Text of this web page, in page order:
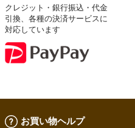
クレジット・銀行振込・代金
引換、各種の決済サービスに
対応しています
お買い物ヘルプ